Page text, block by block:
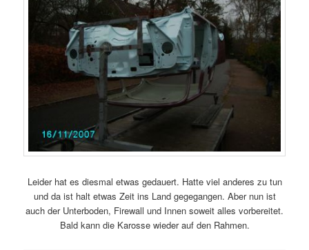
Leider hat es diesmal etwas gedauert. Hatte viel anderes zu tun
und da ist halt etwas Zeit ins Land gegegangen. Aber nun ist
auch der Unterboden, Firewall und Innen soweit alles vorbereitet.
Bald kann die Karosse wieder auf den Rahmen.